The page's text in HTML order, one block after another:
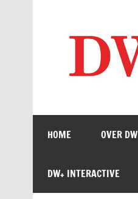
HOME OVER DW
DW+ INTERACTIVE